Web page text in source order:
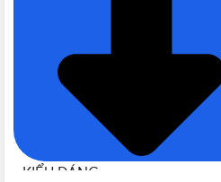
MÃ SẢN PHẨM
MÀU SẮC
KIỂU DÁNG